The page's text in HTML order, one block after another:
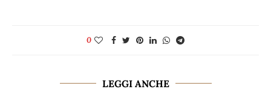
0
LEGGI ANCHE